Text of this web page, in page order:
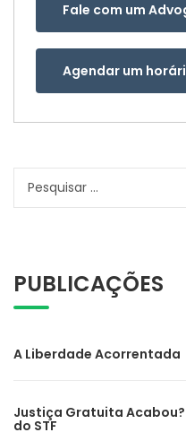
Fale com um
Agendar um
Pesquisar
PUBLICAÇÕES
A Liberdade Acorrentada
Justiça Gratuita
do STF